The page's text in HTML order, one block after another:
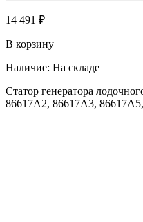
14 491 ₽
В корзину
Наличие: На складе
Статор генератора
86617A2, 86617A3,